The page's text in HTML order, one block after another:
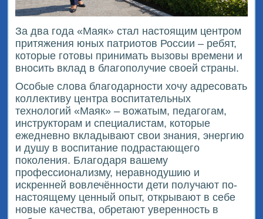
За два года «Маяк» стал настоящим центром
притяжения юных патриотов России – ребят,
которые готовы принимать вызовы времени и
вносить вклад в благополучие своей страны.
Особые слова благодарности хочу адресовать
коллективу центра воспитательных
технологий «Маяк» – вожатым, педагогам,
инструкторам и специалистам, которые
ежедневно вкладывают свои знания, энергию
и душу в воспитание подрастающего
поколения. Благодаря вашему
профессионализму, неравнодушию и
искренней вовлечённости дети получают по-
настоящему ценный опыт, открывают в себе
новые качества, обретают уверенность в